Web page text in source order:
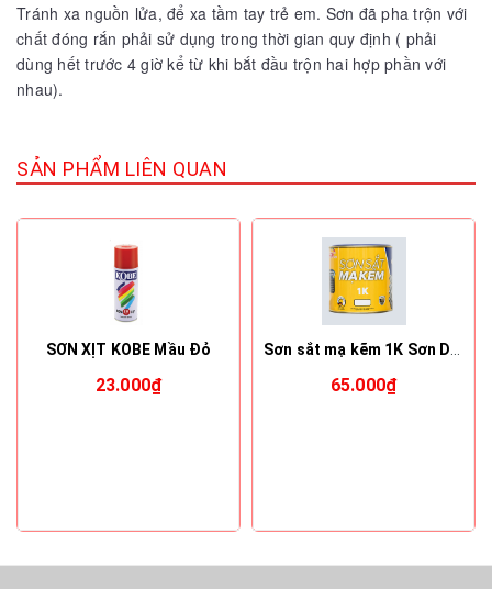
Tránh xa nguồn lửa, để xa tầm tay trẻ em. Sơn đã pha trộn với
chất đóng rắn phải sử dụng trong thời gian quy định ( phải
dùng hết trước 4 giờ kể từ khi bắt đầu trộn hai hợp phần với
nhau).
SẢN PHẨM LIÊN QUAN
SƠN XỊT KOBE Mầu Đỏ
23.000₫ 65.000₫